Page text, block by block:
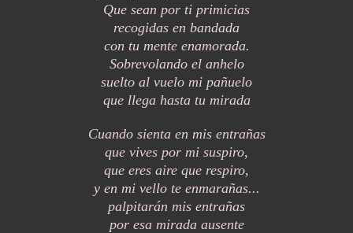
Que sean por ti primicias
recogidas en bandada
con tu mente enamorada.
Sobrevolando el anhelo
suelto al vuelo mi pañuelo
que llega hasta tu mirada
Cuando sienta en mis entrañas
que vives por mi suspiro,
que eres aire que respiro,
y en mi vello te enmarañas...
palpitarán mis entrañas
por esa mirada ausente